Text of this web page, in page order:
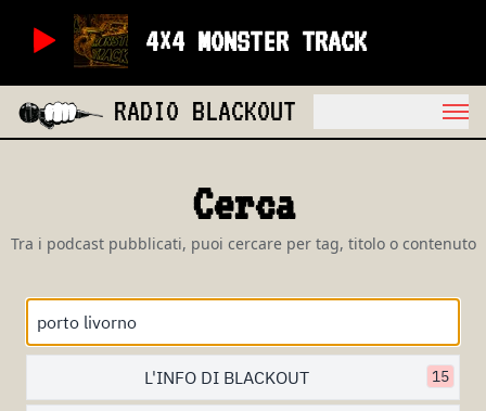
4×4 MONSTER TRACK
RADIO BLACKOUT
Cerca
Tra i podcast pubblicati, puoi cercare per tag, titolo o contenuto
L'INFO DI BLACKOUT 15